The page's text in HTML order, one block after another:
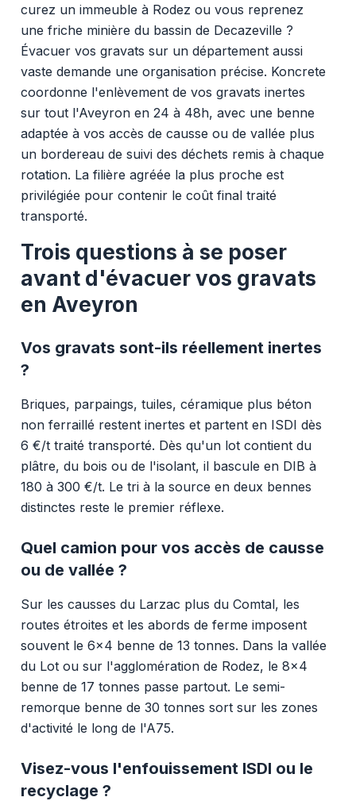
curez un immeuble à Rodez ou vous reprenez
une friche minière du bassin de Decazeville ?
Évacuer vos gravats sur un département aussi
vaste demande une organisation précise. Koncrete
coordonne l'enlèvement de vos gravats inertes
sur tout l'Aveyron en 24 à 48h, avec une benne
adaptée à vos accès de causse ou de vallée plus
un bordereau de suivi des déchets remis à chaque
rotation. La filière agréée la plus proche est
privilégiée pour contenir le coût final traité
transporté.
Trois questions à se poser
avant d'évacuer vos gravats
en Aveyron
Vos gravats sont-ils réellement inertes
?
Briques, parpaings, tuiles, céramique plus béton
non ferraillé restent inertes et partent en ISDI dès
6 €/t traité transporté. Dès qu'un lot contient du
plâtre, du bois ou de l'isolant, il bascule en DIB à
180 à 300 €/t. Le tri à la source en deux bennes
distinctes reste le premier réflexe.
Quel camion pour vos accès de causse
ou de vallée ?
Sur les causses du Larzac plus du Comtal, les
routes étroites et les abords de ferme imposent
souvent le 6x4 benne de 13 tonnes. Dans la vallée
du Lot ou sur l'agglomération de Rodez, le 8x4
benne de 17 tonnes passe partout. Le semi-
remorque benne de 30 tonnes sort sur les zones
d'activité le long de l'A75.
Visez-vous l'enfouissement ISDI ou le
recyclage ?